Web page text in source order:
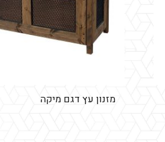
מזנון עץ דגם מיקה